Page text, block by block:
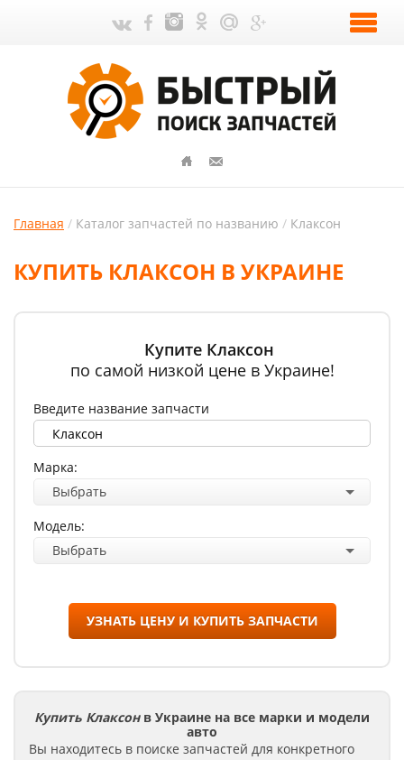
Главная Каталог запчастей по названию Клаксон
КУПИТЬ КЛАКСОН В УКРАИНЕ
Купите Клаксон
по самой низкой цене в Украине!
Введите название запчасти
Марка:
Выбрать
Модель:
Выбрать
УЗНАТЬ ЦЕНУ И КУПИТЬ ЗАПЧАСТИ
Купить Клаксон в Украине на все марки и модели
авто
Вы находитесь в поиске запчастей для конкретного